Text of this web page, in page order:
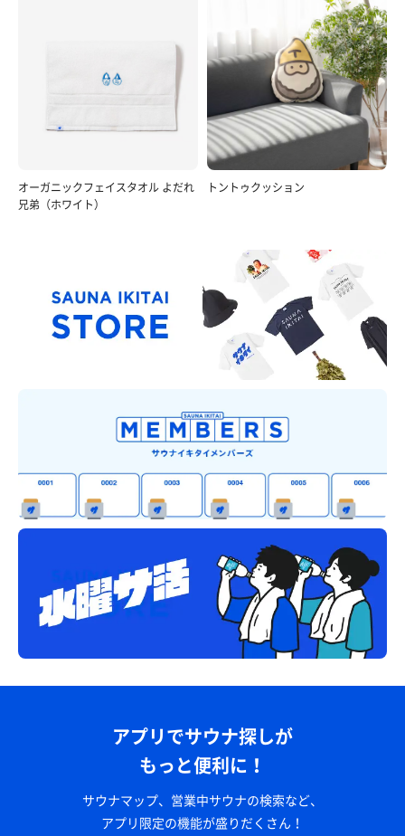
オーガニックフェイスタオル よだれ
兄弟（ホワイト）
トントゥクッション
アプリでサウナ探しが
もっと便利に！
サウナマップ、営業中サウナの検索など、
アプリ限定の機能が盛りだくさん！